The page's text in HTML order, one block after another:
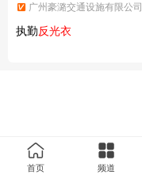
广州豪潞交通设施有限公司
执勤反光衣
首页 频道